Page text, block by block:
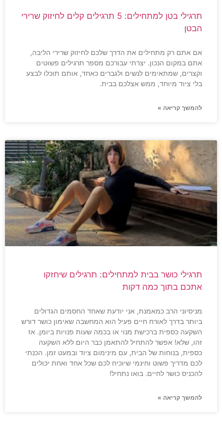
תרגילי בטן למתחילים: 5 תרגילים קלים לחיזוק שרירי
הבטן
אם אתם רק מתחילים את הדרך שלכם לחיזוק שרירי הליבה,
אתם במקום הנכון. יצרתי עבורכם מספר תרגילים פשוטים
וקצרים, שמתאימים לנשים ולגברים כאחד, אותם תוכלו לבצע
בלי ציוד מיוחד, ממש אצלכם בבית.
להמשך קריאה »
תרגילי כושר בבית למתחילים: תרגילים שיחזקו
אתכם בתוך כמה דקות
מניסיוני הרב כמאמנת, אני יודעת שאחד החסמים הגדולים
ביותר בדרך לאורח חיים פעיל הוא המחשבה שאימון כושר דורש
השקעה כספית ברכישת מנוי או בכמה שעות פנויות ביומן. אז
זהו, שלא! אפשר להתחיל להתאמן כבר היום ללא השקעה
כספית, בנוחות של הבית, עם מינימום ציוד ובמעט זמן. הכנתי
לכם מדריך פשוט וחינמי שיוכיח לכם שכל אחד ואחת יכולים
להכניס כושר לחיים. בואו נתחיל!
להמשך קריאה »